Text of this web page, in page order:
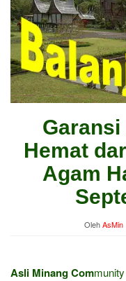
Hemat
Agam
OlehAsMin
Asli Minang Community